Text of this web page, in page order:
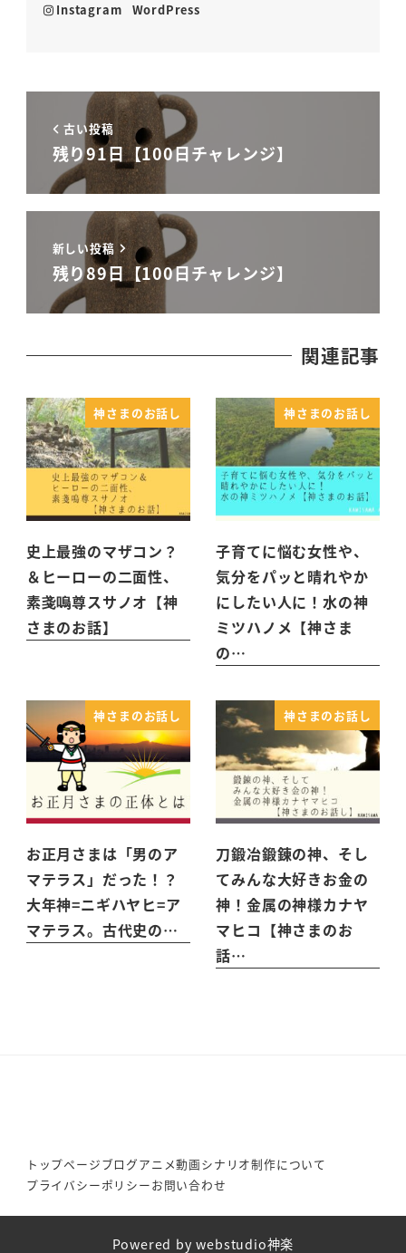
Instagram
WordPress
古い投稿
残り91日【100日チャレンジ】
新しい投稿
残り89日【100日チャレンジ】
関連記事
神さまのお話し
史上最強のマザコン？
＆ヒーローの二面性、
素戔嗚尊スサノオ【神
さまのお話】
神さまのお話し
子育てに悩む女性や、
気分をパッと晴れやか
にしたい人に！水の神
ミツハノメ【神さま
の…
神さまのお話し
お正月さまは「男のア
マテラス」だった！？
大年神=ニギハヤヒ=ア
マテラス。古代史の…
神さまのお話し
刀鍛冶鍛錬の神、そし
てみんな大好きお金の
神！金属の神様カナヤ
マヒコ【神さまのお
話…
トップページブログアニメ動画シナリオ制作について
プライバシーポリシーお問い合わせ
Powered by webstudio神楽